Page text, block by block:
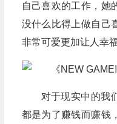
自己喜欢的工作，她
没什么比得上做自己
非常可爱更加让人幸福
对于现实中的我
都是为了赚钱而赚钱